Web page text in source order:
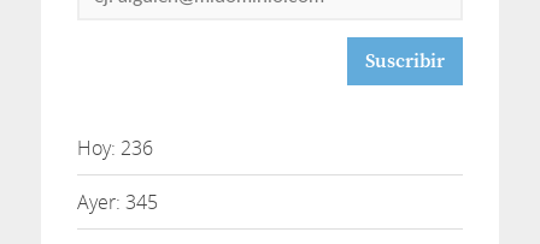
Hoy: 236
Ayer: 345